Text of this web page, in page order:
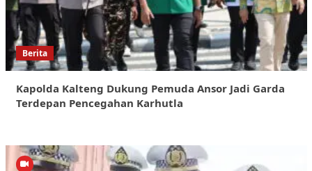
Berita
Kapolda Kalteng Dukung Pemuda Ansor Jadi Garda
Terdepan Pencegahan Karhutla